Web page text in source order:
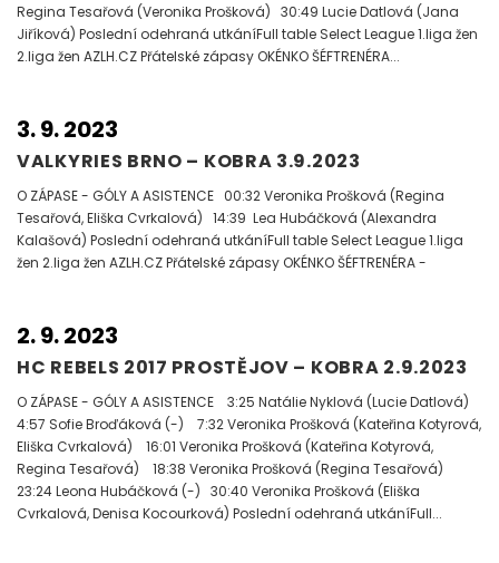
Regina Tesařová (Veronika Prošková) 30:49 Lucie Datlová (Jana
Jiříková) Poslední odehraná utkáníFull table Select League 1.liga žen
2.liga žen AZLH.CZ Přátelské zápasy OKÉNKO ŠÉFTRENÉRA...
3. 9. 2023
VALKYRIES BRNO – KOBRA 3.9.2023
O ZÁPASE - GÓLY A ASISTENCE 00:32 Veronika Prošková (Regina
Tesařová, Eliška Cvrkalová) 14:39 Lea Hubáčková (Alexandra
Kalašová) Poslední odehraná utkáníFull table Select League 1.liga
žen 2.liga žen AZLH.CZ Přátelské zápasy OKÉNKO ŠÉFTRENÉRA -
2. 9. 2023
HC REBELS 2017 PROSTĚJOV – KOBRA 2.9.2023
O ZÁPASE - GÓLY A ASISTENCE 3:25 Natálie Nyklová (Lucie Datlová)
4:57 Sofie Broďáková (-) 7:32 Veronika Prošková (Kateřina Kotyrová,
Eliška Cvrkalová) 16:01 Veronika Prošková (Kateřina Kotyrová,
Regina Tesařová) 18:38 Veronika Prošková (Regina Tesařová)
23:24 Leona Hubáčková (-) 30:40 Veronika Prošková (Eliška
Cvrkalová, Denisa Kocourková) Poslední odehraná utkáníFull...